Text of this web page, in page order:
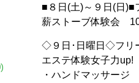
■８日(土)～９日(日)■
薪ストーブ体験会
◇９日･日曜日◇フリ
エステ体験女子力
・ハンドマッサージ